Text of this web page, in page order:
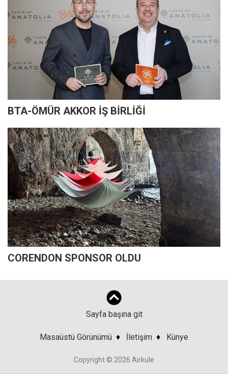
BTA-ÖMÜR AKKOR İŞ BİRLİĞİ
CORENDON SPONSOR OLDU
Sayfa başına git
Masaüstü Görünümü ♦ İletişim ♦ Künye
Copyright © 2026 Airkule